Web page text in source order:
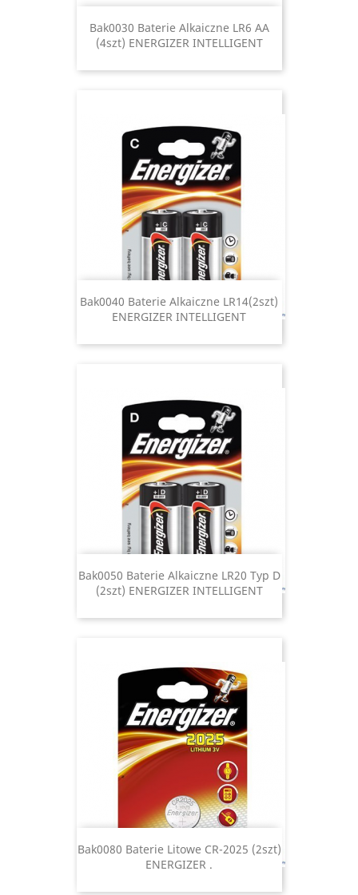
Bak0030 Baterie Alkaiczne LR6 AA
(4szt) ENERGIZER INTELLIGENT
Bak0040 Baterie Alkaiczne LR14(2szt)
ENERGIZER INTELLIGENT
Bak0050 Baterie Alkaiczne LR20 Typ D
(2szt) ENERGIZER INTELLIGENT
Bak0080 Baterie Litowe CR-2025 (2szt)
ENERGIZER .